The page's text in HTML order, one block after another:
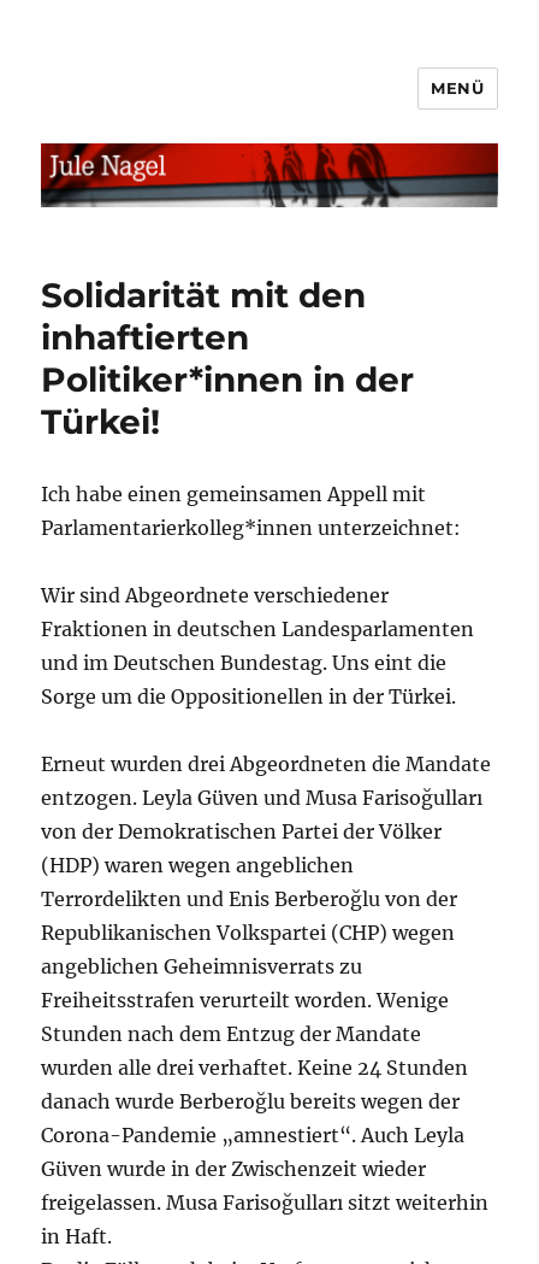
MENÜ
Solidarität mit den
inhaftierten
Politiker*innen in der
Türkei!
Ich habe einen gemeinsamen Appell mit
Parlamentarierkolleg*innen unterzeichnet:
Wir sind Abgeordnete verschiedener
Fraktionen in deutschen Landesparlamenten
und im Deutschen Bundestag. Uns eint die
Sorge um die Oppositionellen in der Türkei.
Erneut wurden drei Abgeordneten die Mandate
entzogen. Leyla Güven und Musa Farisoğulları
von der Demokratischen Partei der Völker
(HDP) waren wegen angeblichen
Terrordelikten und Enis Berberoğlu von der
Republikanischen Volkspartei (CHP) wegen
angeblichen Geheimnisverrats zu
Freiheitsstrafen verurteilt worden. Wenige
Stunden nach dem Entzug der Mandate
wurden alle drei verhaftet. Keine 24 Stunden
danach wurde Berberoğlu bereits wegen der
Corona-Pandemie „amnestiert“. Auch Leyla
Güven wurde in der Zwischenzeit wieder
freigelassen. Musa Farisoğulları sitzt weiterhin
in Haft.